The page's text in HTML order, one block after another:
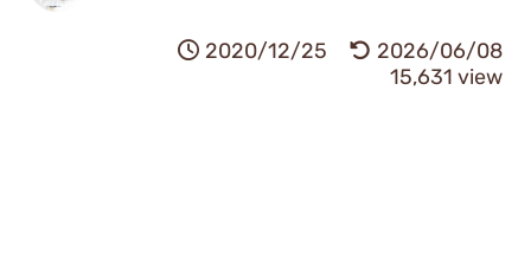
2020/12/25
2026/06/08
15,631 view